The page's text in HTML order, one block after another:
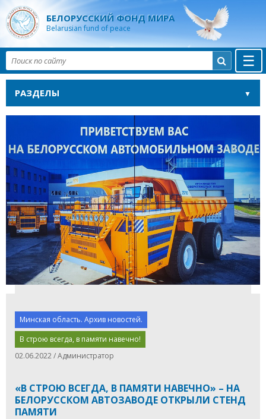
БЕЛОРУССКИЙ ФОНД МИРА
Belarusian fund of peace
☰

РАЗДЕЛЫ
Минская область. Архив новостей.
В строю всегда, в памяти навечно!
02.06.2022 / Администратор
«В СТРОЮ ВСЕГДА, В ПАМЯТИ НАВЕЧНО» – НА
БЕЛОРУССКОМ АВТОЗАВОДЕ ОТКРЫЛИ СТЕНД
ПАМЯТИ